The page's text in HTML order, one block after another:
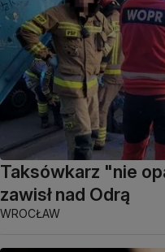
Taksówkarz "nie
zawisł nad Odrą
WROCŁAW